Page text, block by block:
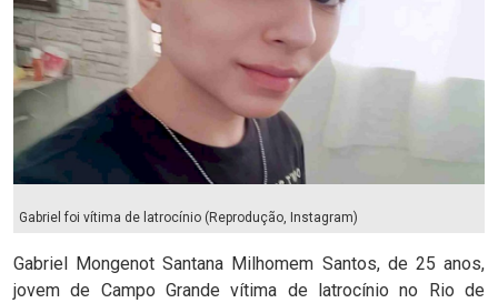
Gabriel foi vítima de latrocínio (Reprodução, Instagram)
Gabriel Mongenot Santana Milhomem Santos, de 25 anos,
jovem de Campo Grande vítima de latrocínio no Rio de